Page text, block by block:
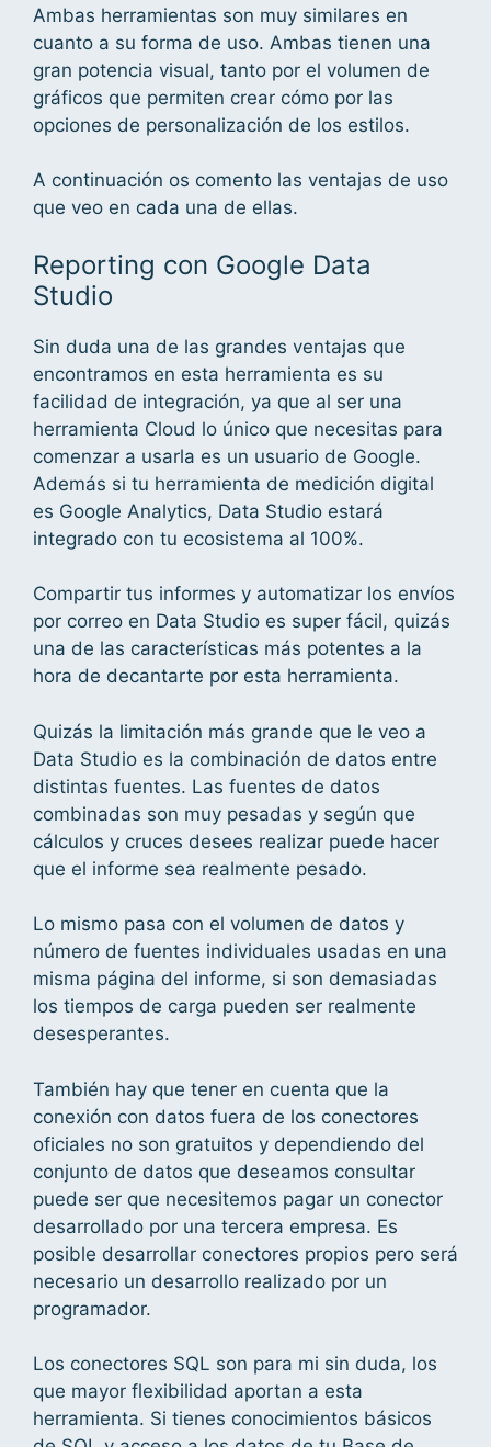
Ambas herramientas son muy similares en
cuanto a su forma de uso. Ambas tienen una
gran potencia visual, tanto por el volumen de
gráficos que permiten crear cómo por las
opciones de personalización de los estilos.
A continuación os comento las ventajas de uso
que veo en cada una de ellas.
Reporting con Google Data
Studio
Sin duda una de las grandes ventajas que
encontramos en esta herramienta es su
facilidad de integración, ya que al ser una
herramienta Cloud lo único que necesitas para
comenzar a usarla es un usuario de Google.
Además si tu herramienta de medición digital
es Google Analytics, Data Studio estará
integrado con tu ecosistema al 100%.
Compartir tus informes y automatizar los envíos
por correo en Data Studio es super fácil, quizás
una de las características más potentes a la
hora de decantarte por esta herramienta.
Quizás la limitación más grande que le veo a
Data Studio es la combinación de datos entre
distintas fuentes. Las fuentes de datos
combinadas son muy pesadas y según que
cálculos y cruces desees realizar puede hacer
que el informe sea realmente pesado.
Lo mismo pasa con el volumen de datos y
número de fuentes individuales usadas en una
misma página del informe, si son demasiadas
los tiempos de carga pueden ser realmente
desesperantes.
También hay que tener en cuenta que la
conexión con datos fuera de los conectores
oficiales no son gratuitos y dependiendo del
conjunto de datos que deseamos consultar
puede ser que necesitemos pagar un conector
desarrollado por una tercera empresa. Es
posible desarrollar conectores propios pero será
necesario un desarrollo realizado por un
programador.
Los conectores SQL son para mi sin duda, los
que mayor flexibilidad aportan a esta
herramienta. Si tienes conocimientos básicos